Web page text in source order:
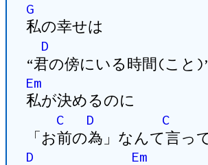
G
私の幸せは
D
“君の傍にいる時間(こと
Em
私が決めるのに
C
D
C
「お前の為」なんて言っ
D
Em